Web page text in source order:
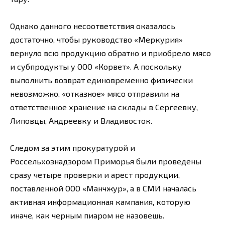
Однако данного несоответствия оказалось
достаточно, чтобы руководство «Меркурия»
вернуло всю продукцию обратно и приобрело мясо
и субпродукты у ООО «Корвет». А поскольку
выполнить возврат единовременно физически
невозможно, «отказное» мясо отправили на
ответственное хранение на склады в Сергеевку,
Липовцы, Андреевку и Владивосток.
Следом за этим прокуратурой и
Россельхознадзором Приморья были проведены
сразу четыре проверки и арест продукции,
поставленной ООО «Манчжур», а в СМИ началась
активная информационная кампания, которую
иначе, как черным пиаром не назовешь.